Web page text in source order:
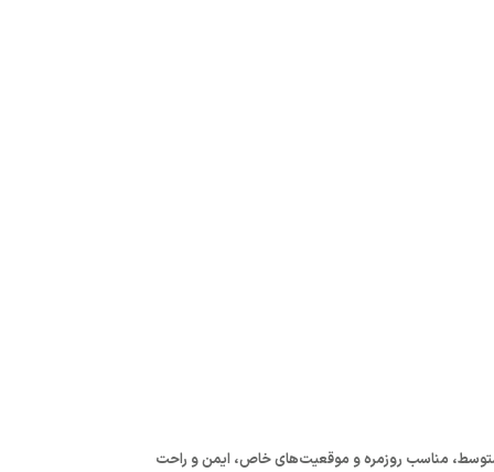
فشرده‌سازی متوسط، مناسب روزمره و موقعیت‌های خاص، ایمن و راحت